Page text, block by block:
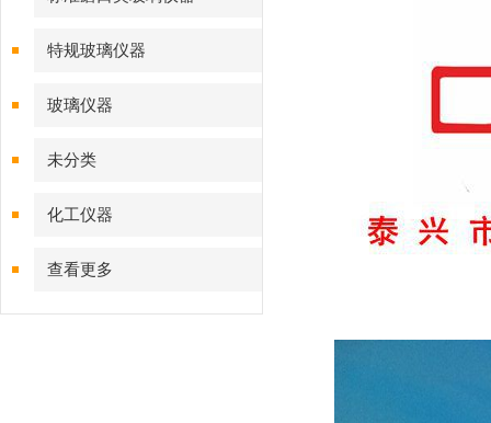
特规玻璃仪器
玻璃仪器
未分类
化工仪器
查看更多